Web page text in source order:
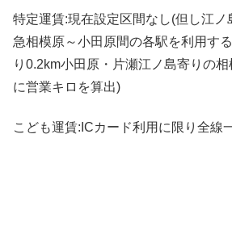
特定運賃:現在設定区間なし(但し江ノ
急相模原～小田原間の各駅を利用す
り0.2km小田原・片瀬江ノ島寄りの
に営業キロを算出)
こども運賃:ICカード利用に限り全線